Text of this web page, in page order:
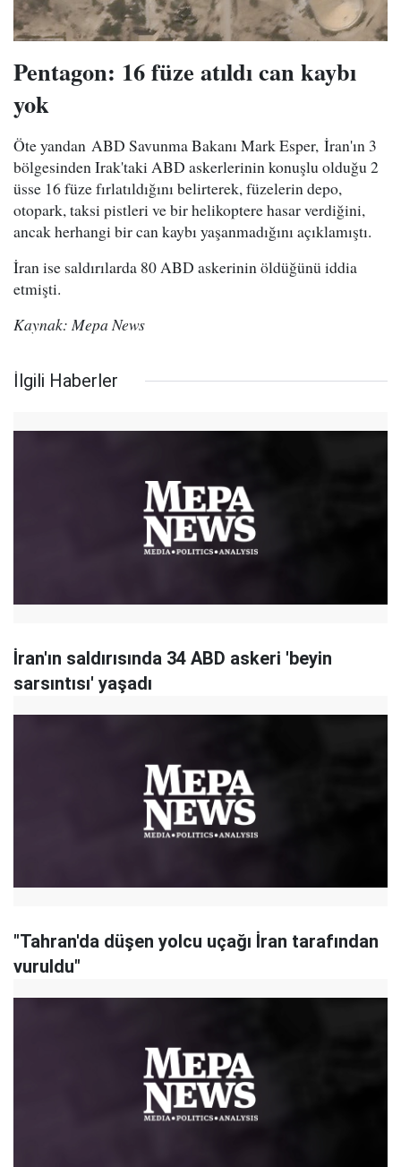
Pentagon: 16 füze atıldı can kaybı
yok
Öte yandan ABD Savunma Bakanı Mark Esper, İran'ın 3
bölgesinden Irak'taki ABD askerlerinin konuşlu olduğu 2
üsse 16 füze fırlatıldığını belirterek, füzelerin depo,
otopark, taksi pistleri ve bir helikoptere hasar verdiğini,
ancak herhangi bir can kaybı yaşanmadığını açıklamıştı.
İran ise saldırılarda 80 ABD askerinin öldüğünü iddia
etmişti.
Kaynak: Mepa News
İlgili Haberler
İran'ın saldırısında 34 ABD askeri 'beyin
sarsıntısı' yaşadı
"Tahran'da düşen yolcu uçağı İran tarafından
vuruldu"